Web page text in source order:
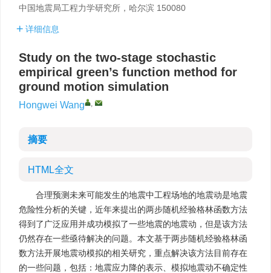
中国地震局工程力学研究所，哈尔滨 150080
详细信息
Study on the two-stage stochastic
empirical green’s function method for
ground motion simulation
Hongwei Wang ,
摘要
HTML全文
合理预测未来可能发生的地震中工程场地的地震动是地震
危险性分析的关键，近年来提出的两步随机经验格林函数方法
得到了广泛应用并成功模拟了一些地震的地震动，但是该方法
仍然存在一些亟待解决的问题。本文基于两步随机经验格林函
数方法开展地震动模拟的相关研究，重点解决该方法目前存在
的一些问题，包括：地震应力降的表示、模拟地震动不确定性